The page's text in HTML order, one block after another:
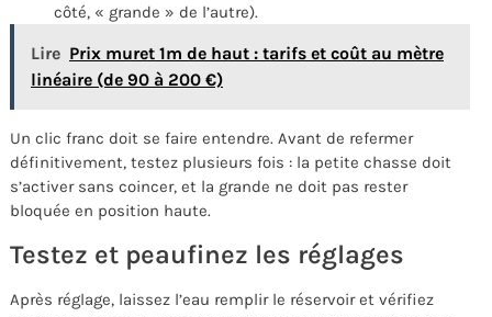
côté, « grande » de l’autre).
Lire Prix muret 1m de haut : tarifs et coût au mètre
linéaire (de 90 à 200 €)
Un clic franc doit se faire entendre. Avant de refermer
définitivement, testez plusieurs fois : la petite chasse doit
s’activer sans coincer, et la grande ne doit pas rester
bloquée en position haute.
Testez et peaufinez les réglages
Après réglage, laissez l’eau remplir le réservoir et vérifiez